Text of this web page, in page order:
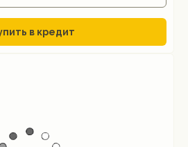
в кредит